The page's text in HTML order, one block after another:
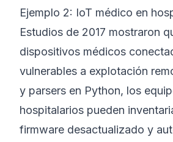
Ejemplo 2: IoT médico en
Estudios de 2017 mostraron
dispositivos médicos
vulnerables a explotación
y parsers en Python, los
hospitalarios pueden
firmware desactualizado y